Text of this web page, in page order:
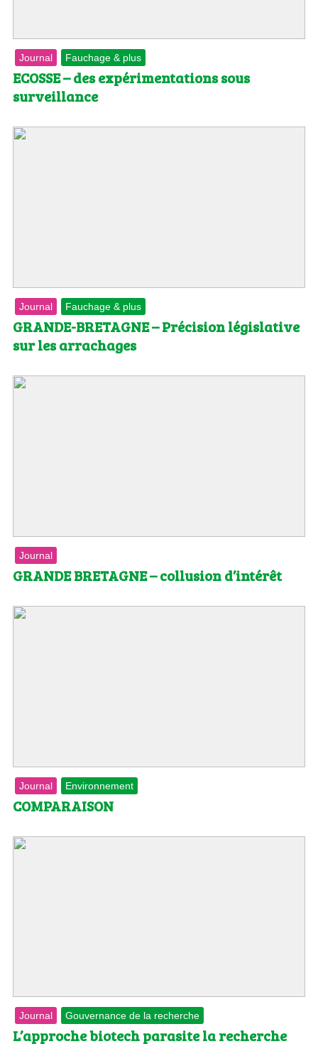
Journal Fauchage & plus
ECOSSE – des expérimentations sous
surveillance
Journal Fauchage & plus
GRANDE-BRETAGNE – Précision législative
sur les arrachages
Journal
GRANDE BRETAGNE – collusion d’intérêt
Journal Environnement
COMPARAISON
Journal Gouvernance de la recherche
L’approche biotech parasite la recherche